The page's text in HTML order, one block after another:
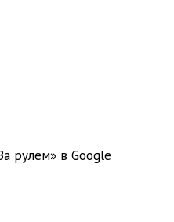
рулем» в Google